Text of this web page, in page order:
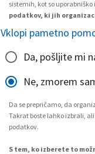
sistemih, kot so
podatkov, ki jih
Vklopi pametno
Da, pošljite mi
Ne, zmorem
Da se prepričamo, da
Takrat boste lahko izbrali,
podatkov.
S tem, ko izberete to